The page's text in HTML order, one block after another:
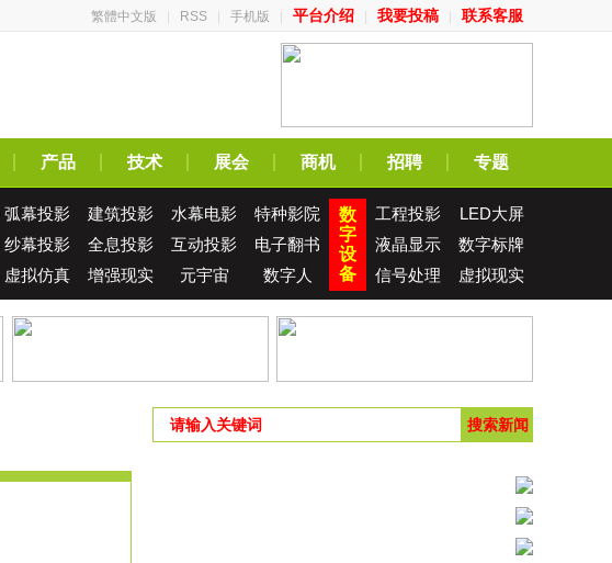
繁體中文版 RSS 手机版 平台介绍 我要投稿 联系客服
产品 技术 展会 商机 招聘 专题
弧幕投影 建筑投影 水幕电影
特种影院
纱幕投影 全息投影 互动投影
电子翻书
虚拟仿真 增强现实 元宇宙 数字人
数
字
设
备
工程投影
LED大屏
液晶显示
数字标牌
信号处理
虚拟现实